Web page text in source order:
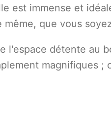
est immense et
que vous
l'espace détente au
magnifiques ;